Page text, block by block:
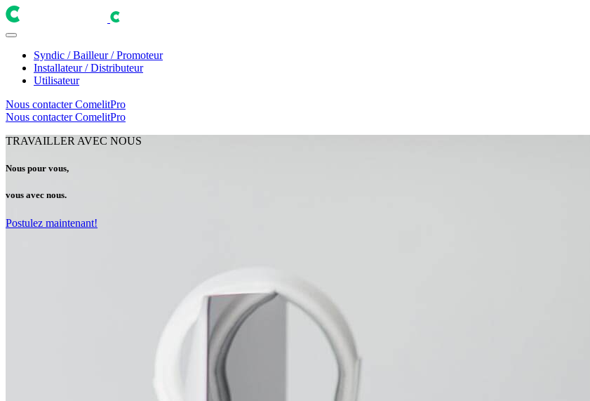
Syndic / Bailleur / Promoteur
Installateur / Distributeur
Utilisateur
Nous contacterComelitPro
Nous contacterComelitPro
TRAVAILLER AVEC NOUS
Nous pour vous,
vous avec nous.
Postulez maintenant!